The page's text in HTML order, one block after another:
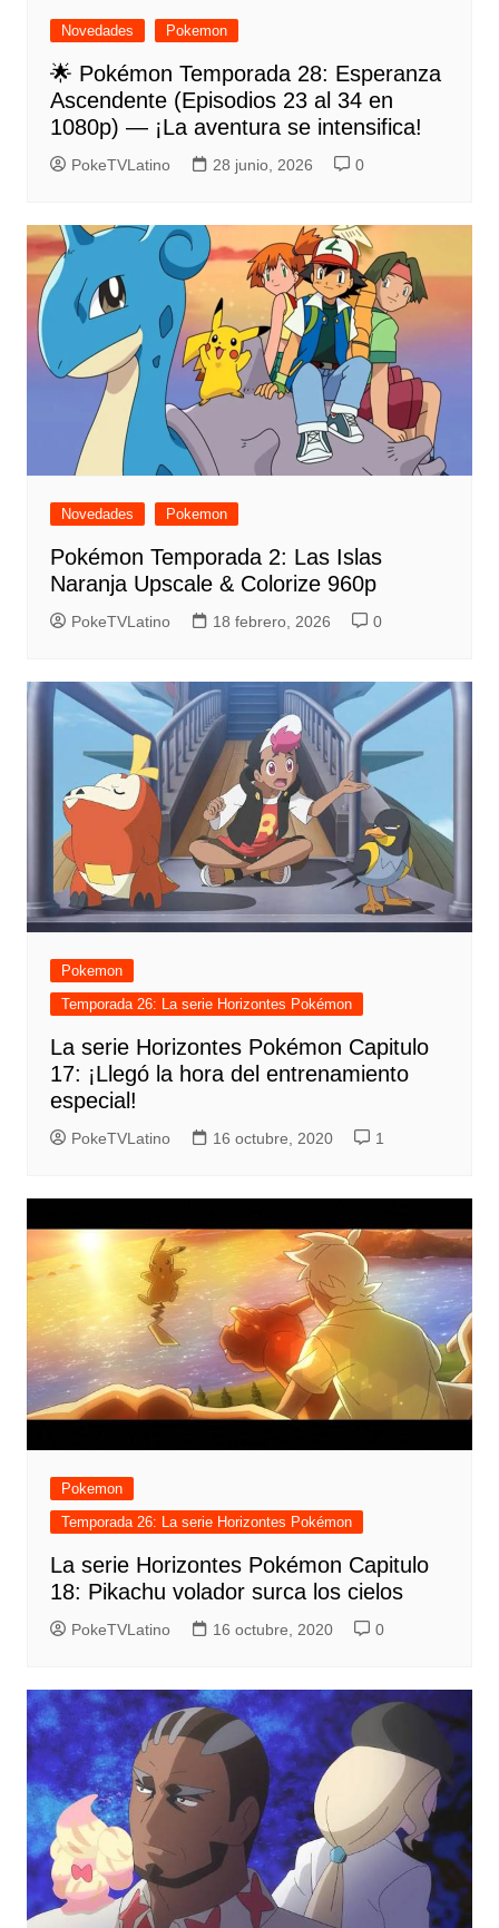
Novedades Pokemon
🌟 Pokémon Temporada 28: Esperanza
Ascendente (Episodios 23 al 34 en
1080p) — ¡La aventura se intensifica!
PokeTVLatino 28 junio, 2026 0
Novedades Pokemon
Pokémon Temporada 2: Las Islas
Naranja Upscale & Colorize 960p
PokeTVLatino 18 febrero, 2026 0
Pokemon
Temporada 26: La serie Horizontes Pokémon
La serie Horizontes Pokémon Capitulo
17: ¡Llegó la hora del entrenamiento
especial!
PokeTVLatino 16 octubre, 2020 1
Pokemon
Temporada 26: La serie Horizontes Pokémon
La serie Horizontes Pokémon Capitulo
18: Pikachu volador surca los cielos
PokeTVLatino 16 octubre, 2020 0